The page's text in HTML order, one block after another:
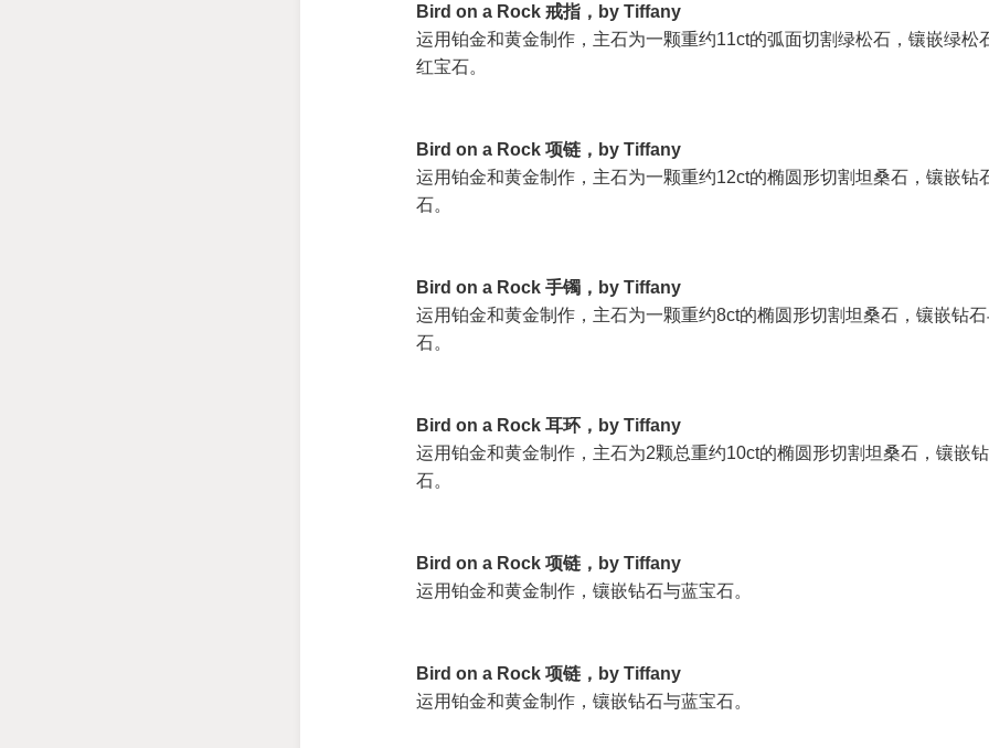
Bird on a Rock 戒指，by Tiffany
运用铂金和黄金制作，主石为一颗重约11ct的弧面切割绿松石，镶嵌绿松
红宝石。
Bird on a Rock 项链，by Tiffany
运用铂金和黄金制作，主石为一颗重约12ct的椭圆形切割坦桑石，镶嵌钻
石。
Bird on a Rock 手镯，by Tiffany
运用铂金和黄金制作，主石为一颗重约8ct的椭圆形切割坦桑石，镶嵌钻
石。
Bird on a Rock 耳环，by Tiffany
运用铂金和黄金制作，主石为2颗总重约10ct的椭圆形切割坦桑石，镶嵌
石。
Bird on a Rock 项链，by Tiffany
运用铂金和黄金制作，镶嵌钻石与蓝宝石。
Bird on a Rock 项链，by Tiffany
运用铂金和黄金制作，镶嵌钻石与蓝宝石。